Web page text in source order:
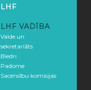
LHF
LHF VADĪBA
Valde un
sekretariāts
Biedri
Padome
Sacensību komisijas